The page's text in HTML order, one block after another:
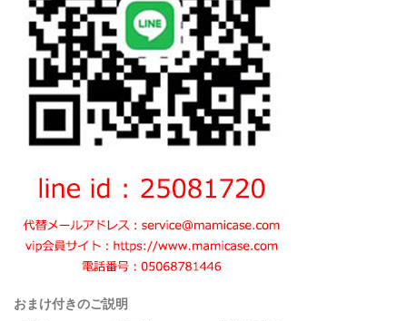
おまけ付きのご説明